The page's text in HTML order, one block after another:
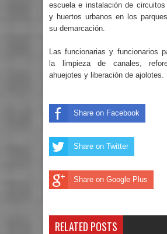
escuela e instalación de circuitos
y huertos urbanos en los
su demarcación.
Las funcionarias y funcionarios
la limpieza de canales,
ahuejotes y liberación de ajolotes.
Share on Facebook
Share on Twitter
Share on Google Plus
RELATED POSTS